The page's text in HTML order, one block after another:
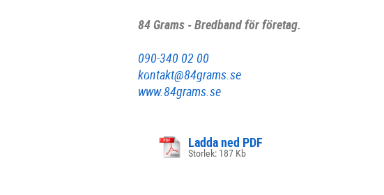
84 Grams - Bredband för företag.
090-340 02 00
kontakt@84grams.se
www.84grams.se
Ladda ned PDF
Storlek: 187 Kb